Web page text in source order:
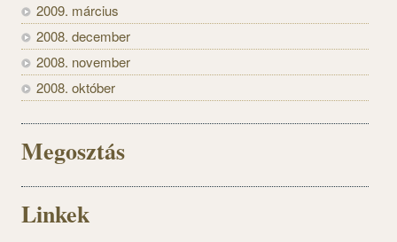
2009. március
2008. december
2008. november
2008. október
Megosztás
Linkek